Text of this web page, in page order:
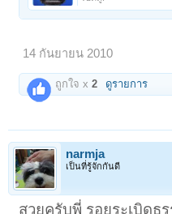
14 กันยายน 2010
ถูกใจ x2 ดูรายการ
narmja
เป็นที่รู้จักกันดี
สวยครับพี่ รอยระเบิดธ